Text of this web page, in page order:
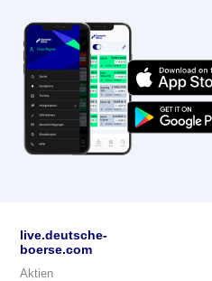
live.deutsche-
boerse.com
Aktien